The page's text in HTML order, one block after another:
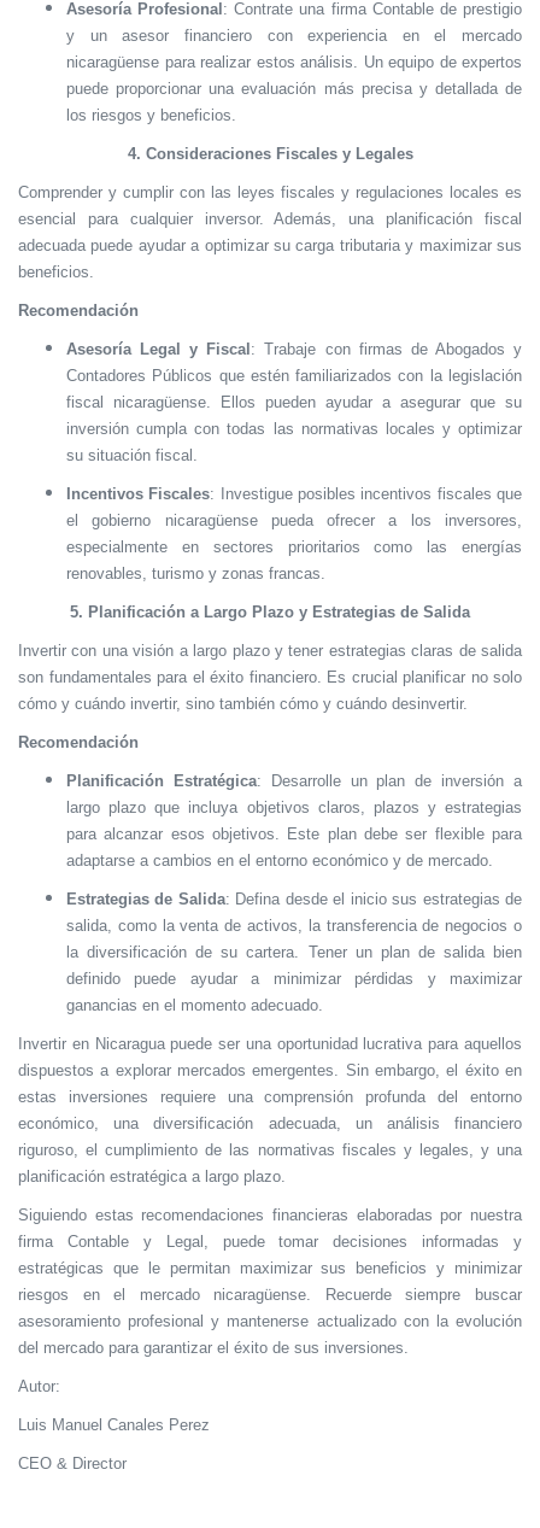
Asesoría Profesional : Contrate una firma Contable de prestigio
y un asesor financiero con experiencia en el mercado
nicaragüense para realizar estos análisis. Un equipo de expertos
puede proporcionar una evaluación más precisa y detallada de
los riesgos y beneficios.
4. Consideraciones Fiscales y Legales
Comprender y cumplir con las leyes fiscales y regulaciones locales es
esencial para cualquier inversor. Además, una planificación fiscal
adecuada puede ayudar a optimizar su carga tributaria y maximizar sus
beneficios.
Recomendación
Asesoría Legal y Fiscal : Trabaje con firmas de Abogados y
Contadores Públicos que estén familiarizados con la legislación
fiscal nicaragüense. Ellos pueden ayudar a asegurar que su
inversión cumpla con todas las normativas locales y optimizar
su situación fiscal.
Incentivos Fiscales: Investigue posibles incentivos fiscales que
el gobierno nicaragüense pueda ofrecer a los inversores,
especialmente en sectores prioritarios como las energías
renovables, turismo y zonas francas.
5. Planificación a Largo Plazo y Estrategias de Salida
Invertir con una visión a largo plazo y tener estrategias claras de salida
son fundamentales para el éxito financiero. Es crucial planificar no solo
cómo y cuándo invertir, sino también cómo y cuándo desinvertir.
Recomendación
Planificación Estratégica: Desarrolle un plan de inversión a
largo plazo que incluya objetivos claros, plazos y estrategias
para alcanzar esos objetivos. Este plan debe ser flexible para
adaptarse a cambios en el entorno económico y de mercado.
Estrategias de Salida: Defina desde el inicio sus estrategias de
salida, como la venta de activos, la transferencia de negocios o
la diversificación de su cartera. Tener un plan de salida bien
definido puede ayudar a minimizar pérdidas y maximizar
ganancias en el momento adecuado.
Invertir en Nicaragua puede ser una oportunidad lucrativa para aquellos
dispuestos a explorar mercados emergentes. Sin embargo, el éxito en
estas inversiones requiere una comprensión profunda del entorno
económico, una diversificación adecuada, un análisis financiero
riguroso, el cumplimiento de las normativas fiscales y legales, y una
planificación estratégica a largo plazo.
Siguiendo estas recomendaciones financieras elaboradas por nuestra
firma Contable y Legal, puede tomar decisiones informadas y
estratégicas que le permitan maximizar sus beneficios y minimizar
riesgos en el mercado nicaragüense. Recuerde siempre buscar
asesoramiento profesional y mantenerse actualizado con la evolución
del mercado para garantizar el éxito de sus inversiones.
Autor:
Luis Manuel Canales Perez
CEO & Director